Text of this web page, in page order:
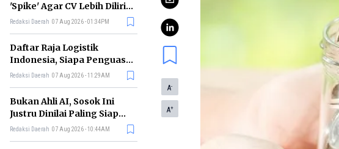
'Spike' Agar CV Lebih Dilirik
Perekrut Menurut Bos
Redaksi Daerah 07 Aug 2026 - 01:34PM
Daftar Raja Logistik
Indonesia, Siapa Penguasa
Industri Pengiriman
Redaksi Daerah 07 Aug 2026 - 11:29AM
Bukan Ahli AI, Sosok Ini
Justru Dinilai Paling Siap
Memimpin Era Kecerdasan
Redaksi Daerah 07 Aug 2026 - 10:44AM
A-
A+